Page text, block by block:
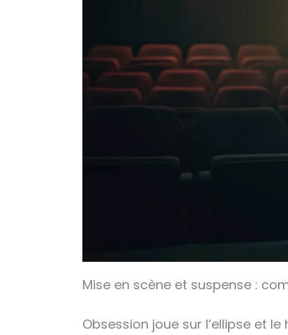
Mise en scène et suspense :
Obsession joue sur l’ellipse et